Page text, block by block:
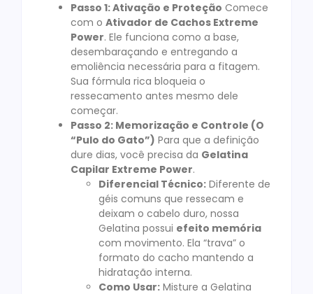
Passo 1: Ativação e Proteção Comece
com o Ativador de Cachos Extreme
Power. Ele funciona como a base,
desembaraçando e entregando a
emoliência necessária para a fitagem.
Sua fórmula rica bloqueia o
ressecamento antes mesmo dele
começar.
Passo 2: Memorização e Controle (O
“Pulo do Gato”) Para que a definição
dure dias, você precisa da Gelatina
Capilar Extreme Power.
Diferencial Técnico: Diferente de
géis comuns que ressecam e
deixam o cabelo duro, nossa
Gelatina possui efeito memória
com movimento. Ela “trava” o
formato do cacho mantendo a
hidratação interna.
Como Usar: Misture a Gelatina